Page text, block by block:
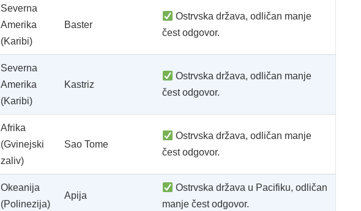
Severna
Amerika
(Karibi)
Baster
Ostrvska država, odličan manje
čest odgovor.
Severna
Amerika
(Karibi)
Kastriz
Ostrvska država, odličan manje
čest odgovor.
Afrika
(Gvinejski
zaliv)
Sao Tome
Ostrvska država, odličan manje
čest odgovor.
Okeanija
(Polinezija)
Apija
Ostrvska država u Pacifiku, odličan
manje čest odgovor.